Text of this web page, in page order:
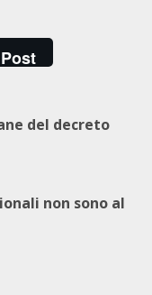
Post
del decreto
non sono al